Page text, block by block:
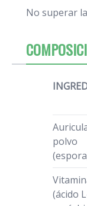
No superar
polvo
(ácido